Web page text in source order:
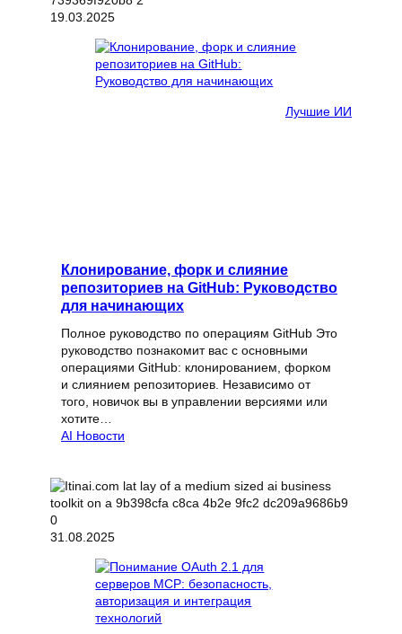
19.03.2025
Лучшие ИИ
Клонирование, форк и слияние
репозиториев на GitHub: Руководство
для начинающих
Полное руководство по операциям GitHub Это
руководство познакомит вас с основными
операциями GitHub: клонированием, форком
и слиянием репозиториев. Независимо от
того, новичок вы в управлении версиями или
хотите…
AI Новости
31.08.2025